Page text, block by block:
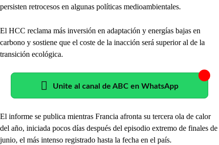
persisten retrocesos en algunas políticas medioambientales.
El HCC reclama más inversión en adaptación y energías bajas en
carbono y sostiene que el coste de la inacción será superior al de la
transición ecológica.
Unite al canal de ABC en WhatsApp
El informe se publica mientras Francia afronta su tercera ola de calor
del año, iniciada pocos días después del episodio extremo de finales de
junio, el más intenso registrado hasta la fecha en el país.